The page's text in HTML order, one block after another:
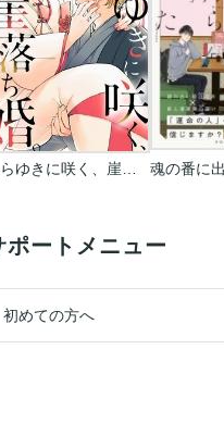
しらゆきに咲く、崖落ち婚。 魂の番に
ポートメニュー
初めての方へ